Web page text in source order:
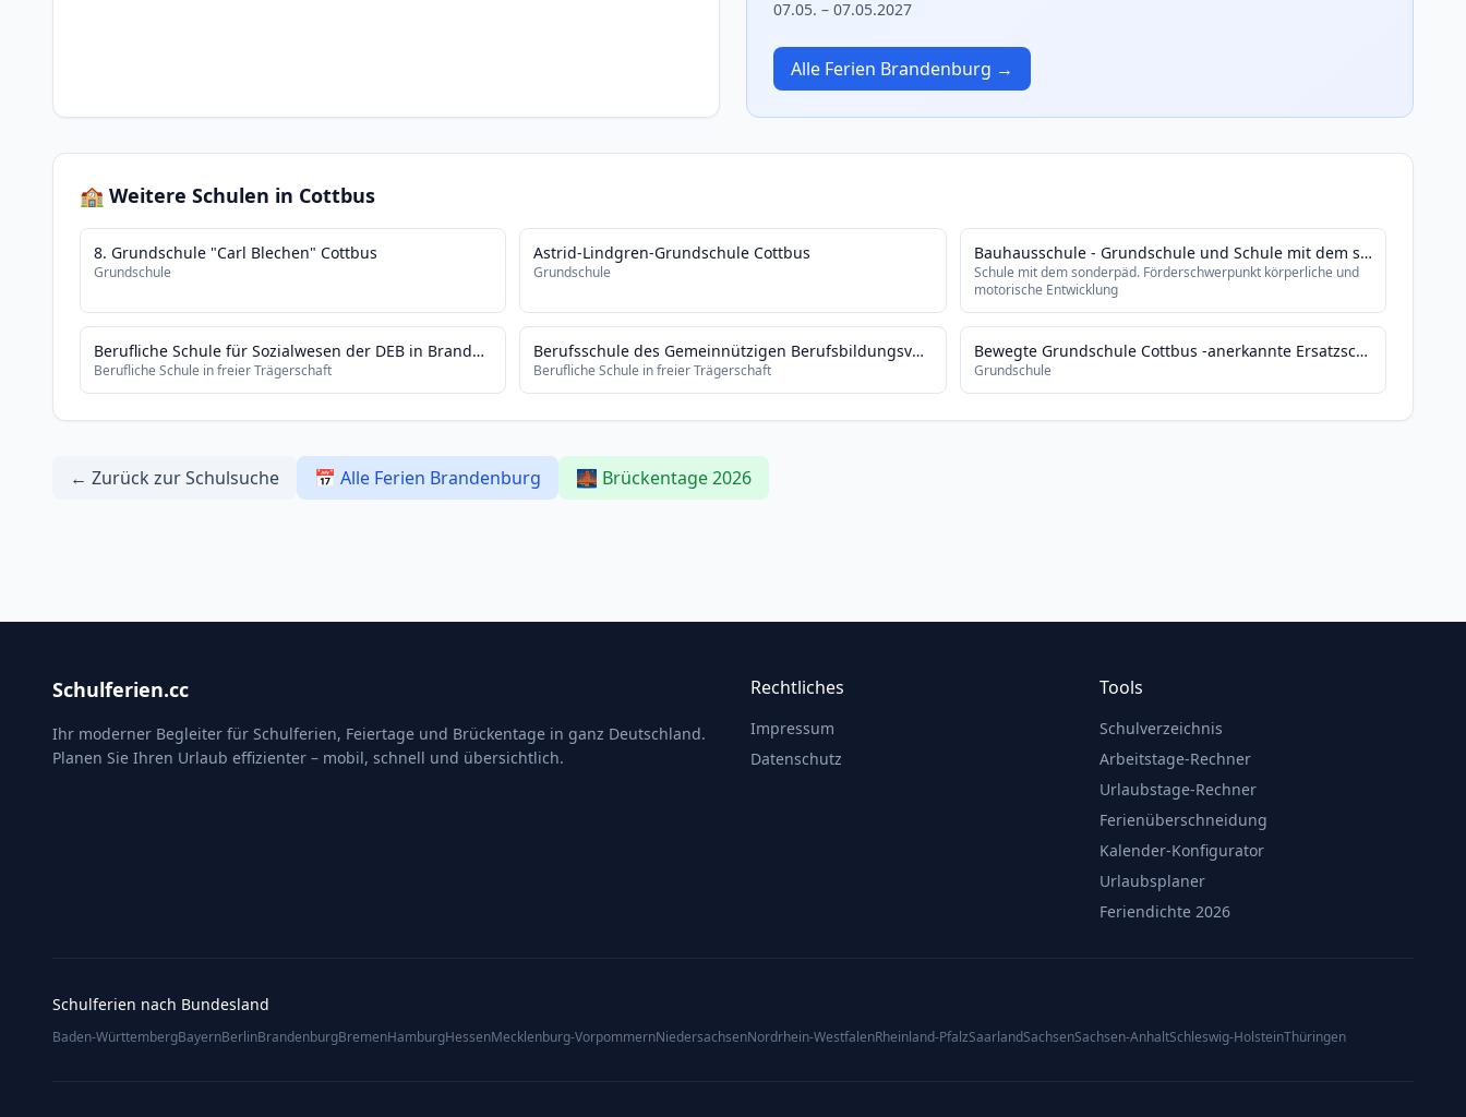
07.05. – 07.05.2027
Alle Ferien Brandenburg →
🏫 Weitere Schulen in Cottbus
8. Grundschule "Carl Blechen" Cottbus
Grundschule
Astrid-Lindgren-Grundschule Cottbus
Grundschule
Bauhausschule - Grundschule und Schule mit dem sonderpädagogischen Förderschwerpunkt körperlich-motorische Entwicklung
Schule mit dem sonderpäd. Förderschwerpunkt körperliche und
motorische Entwicklung
Berufliche Schule für Sozialwesen der DEB in Brandenburg gemeinnützige Schulträger-GmbH - anerkannte Ersatzschule -
Berufliche Schule in freier Trägerschaft
Berufsschule des Gemeinnützigen Berufsbildungsvereins Guben e.V. Ersatzschule mit anerkannten Bildungsgängen der Berufsschule
Berufliche Schule in freier Trägerschaft
Bewegte Grundschule Cottbus -anerkannte Ersatzschule-
Grundschule
← Zurück zur Schulsuche 📅 Alle Ferien Brandenburg 🌉 Brückentage 2026
Schulferien.cc
Ihr moderner Begleiter für Schulferien, Feiertage und Brückentage in ganz Deutschland.
Planen Sie Ihren Urlaub effizienter – mobil, schnell und übersichtlich.
Rechtliches
Impressum
Datenschutz
Tools
Schulverzeichnis
Arbeitstage-Rechner
Urlaubstage-Rechner
Ferienüberschneidung
Kalender-Konfigurator
Urlaubsplaner
Feriendichte 2026
Schulferien nach Bundesland
Baden-WürttembergBayernBerlinBrandenburgBremenHamburgHessenMecklenburg-VorpommernNiedersachsenNordrhein-WestfalenRheinland-PfalzSaarlandSachsenSachsen-AnhaltSchleswig-HolsteinThüringen